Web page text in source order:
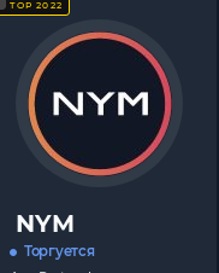
★ TOP 2022
NYM
Торгуется